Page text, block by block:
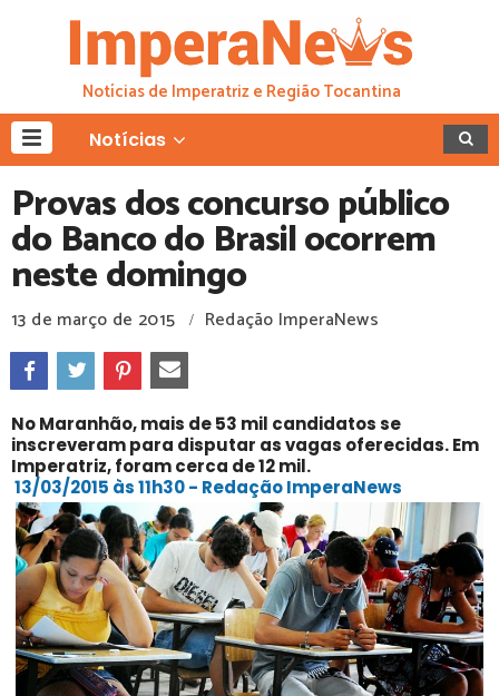
Notícias de Imperatriz e Região Tocantina
Notícias
Provas dos concurso público
do Banco do Brasil ocorrem
neste domingo
13 de março de 2015 / Redação ImperaNews
No Maranhão, mais de 53 mil candidatos se
inscreveram para disputar as vagas oferecidas. Em
Imperatriz, foram cerca de 12 mil.
13/03/2015 às 11h30 - Redação ImperaNews